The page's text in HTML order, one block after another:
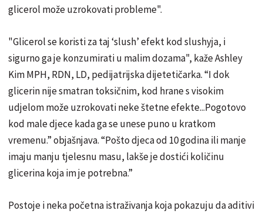
glicerol može uzrokovati probleme".
"Glicerol se koristi za taj ‘slush’ efekt kod slushyja, i
sigurno ga je konzumirati u malim dozama", kaže Ashley
Kim MPH, RDN, LD, pedijatrijska dijetetičarka. “I dok
glicerin nije smatran toksičnim, kod hrane s visokim
udjelom može uzrokovati neke štetne efekte...Pogotovo
kod male djece kada ga se unese puno u kratkom
vremenu.” objašnjava. “Pošto djeca od 10 godina ili manje
imaju manju tjelesnu masu, lakše je dostići količinu
glicerina koja im je potrebna.”
Postoje i neka početna istraživanja koja pokazuju da aditivi